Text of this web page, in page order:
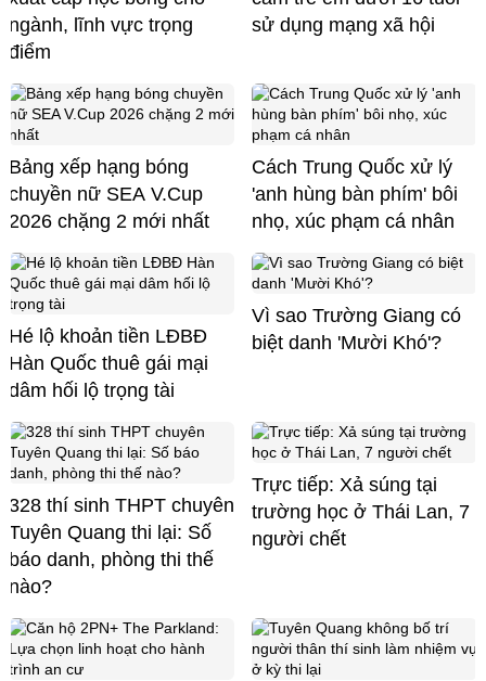
ngành, lĩnh vực trọng
điểm
sử dụng mạng xã hội
Bảng xếp hạng bóng
chuyền nữ SEA V.Cup
2026 chặng 2 mới nhất
Cách Trung Quốc xử lý
'anh hùng bàn phím' bôi
nhọ, xúc phạm cá nhân
Hé lộ khoản tiền LĐBĐ
Hàn Quốc thuê gái mại
dâm hối lộ trọng tài
Vì sao Trường Giang có
biệt danh 'Mười Khó'?
328 thí sinh THPT chuyên
Tuyên Quang thi lại: Số
báo danh, phòng thi thế
nào?
Trực tiếp: Xả súng tại
trường học ở Thái Lan, 7
người chết